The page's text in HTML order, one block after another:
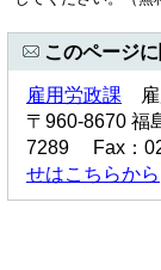
このページ
雇用労政課 雇
〒960-8670
7289 Fax：
せはこちらから